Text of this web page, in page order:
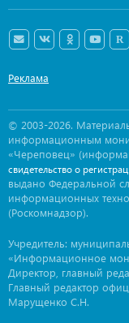
Реклама
© 2003-2026.
информационным
«Череповец»
свидетельство о
выдано Федеральной
информационных
(Роскомнадзор).
Учредитель:
«Информационное
Директор, главный
Главный редактор
Марущенко С.Н.